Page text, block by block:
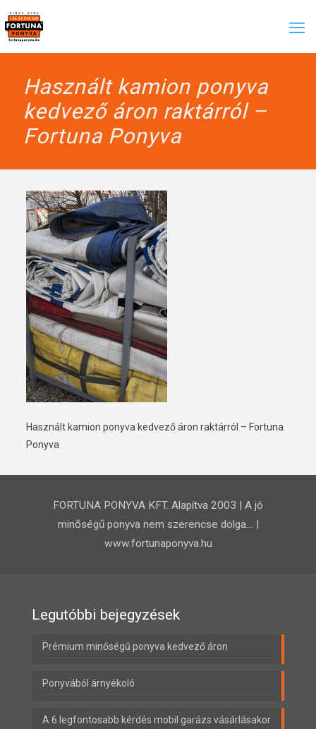
Használt kamion ponyva
kedvező áron raktárról –
Fortuna Ponyva
Használt kamion ponyva kedvező áron raktárról – Fortuna
Ponyva
FORTUNA PONYVA KFT. Alapítva 2003 | A jó
minőségű ponyva nem szerencse dolga… |
www.fortunaponyva.hu
Legutóbbi bejegyzések
Prémium minőségű ponyva kedvező áron
Ponyvából árnyékoló
A 6 legfontosabb kérdés mobil garázs vásárlásakor